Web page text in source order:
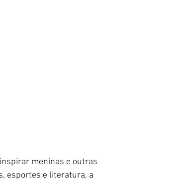
meninas e outras
esportes e literatura, a